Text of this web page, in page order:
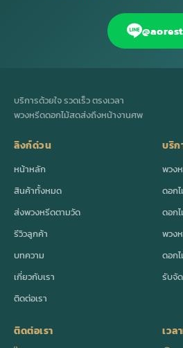
@aorest
บริการด้วยใจ รวดเร็ว ตรงเวลา
พวงหรีดดอกไม้สดส่งถึงหน้างานศพ
ลิงก์ด่วน
หน้าหลัก
สินค้าทั้งหมด
ส่งพวงหรีดตามวัด
รีวิวลูกค้า
บทความ
เกี่ยวกับเรา
ติดต่อเรา
บริก
พวง
ดอก
ดอก
พวง
ดอก
รับจั
ติดต่อเรา เวล